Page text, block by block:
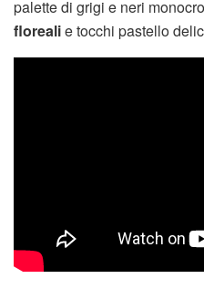
palette di grigi e neri
florealie tocchi pastello